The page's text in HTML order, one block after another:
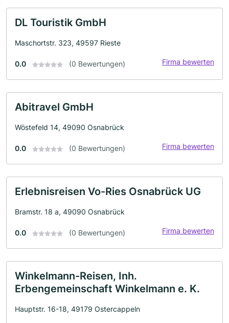
DL Touristik GmbH
Maschortstr. 323, 49597 Rieste
0.0 (0 Bewertungen) Firma bewerten
Abitravel GmbH
Wöstefeld 14, 49090 Osnabrück
0.0 (0 Bewertungen) Firma bewerten
Erlebnisreisen Vo-Ries Osnabrück UG
Bramstr. 18 a, 49090 Osnabrück
0.0 (0 Bewertungen) Firma bewerten
Winkelmann-Reisen, Inh.
Erbengemeinschaft Winkelmann e. K.
Hauptstr. 16-18, 49179 Ostercappeln